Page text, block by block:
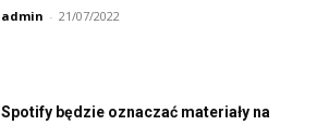
admin - 21/07/2022
Spotify będzie oznaczać materiały na